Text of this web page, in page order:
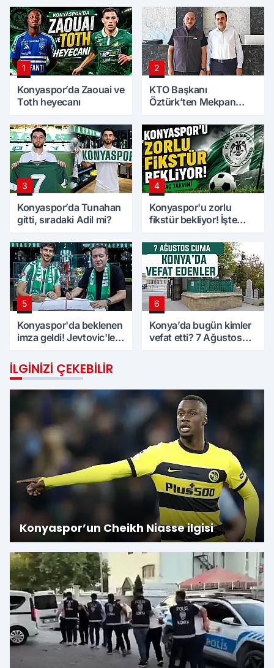
1
Konyaspor’da Zaouai ve
Toth heyecanı
2
KTO Başkanı
Öztürk’ten Mekpan
3
Konyaspor’da Tunahan
gitti, sıradaki Adil mi?
4
Konyaspor'u zorlu
fikstür bekliyor! İşte
5
Konyaspor'da beklenen
imza geldi! Jevtovic'le
6
Konya’da bugün kimler
vefat etti? 7 Ağustos
İLGINIZI ÇEKEBILIR
Konyaspor’un Cheikh Niasse ilgisi